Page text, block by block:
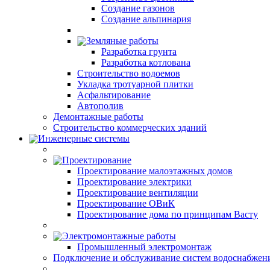
Создание газонов
Создание альпинария
Земляные работы
Разработка грунта
Разработка котлована
Строительство водоемов
Укладка тротуарной плитки
Асфальтирование
Автополив
Демонтажные работы
Строительство коммерческих зданий
Инженерные системы
Проектирование
Проектирование малоэтажных домов
Проектирование электрики
Проектирование вентиляции
Проектирование ОВиК
Проектирование дома по принципам Васту
Электромонтажные работы
Промышленный электромонтаж
Подключение и обслуживание систем